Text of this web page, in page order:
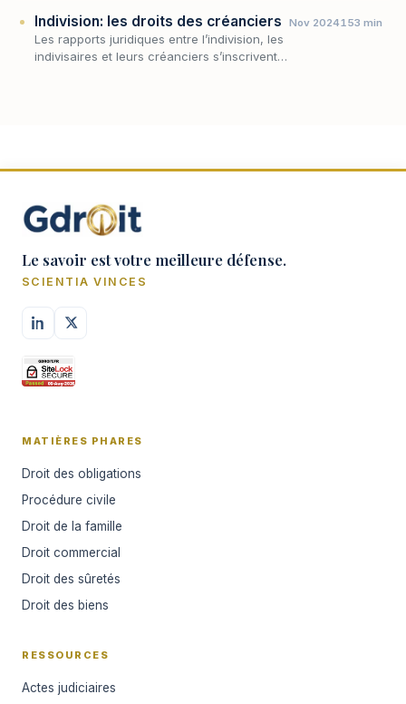
de bi…
Indivision: les droits des créanciers
Les rapports juridiques entre l’indivision, les
indivisaires et leurs créanciers s’inscrivent
Nov 2024153 min
Le savoir est votre meilleure défense.
SCIENTIA VINCES
MATIÈRES PHARES
Droit des obligations
Procédure civile
Droit de la famille
Droit commercial
Droit des sûretés
Droit des biens
RESSOURCES
Actes judiciaires